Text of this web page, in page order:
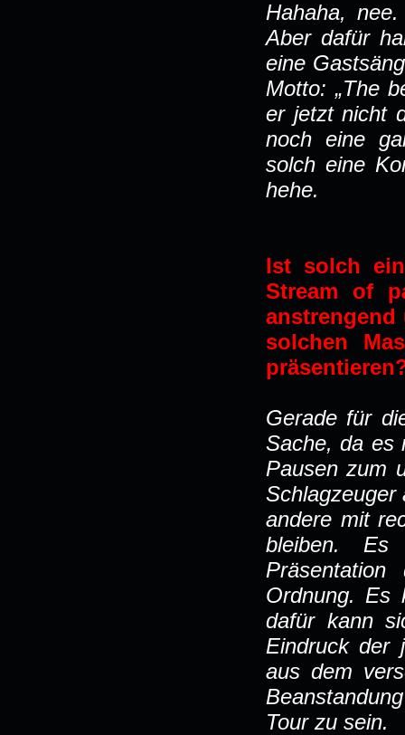
Hahaha,
Aber dafür
eine
Motto: „The
er jetzt nicht
noch eine
solch eine
hehe.
Ist solch
Stream of
solchen
Gerade für
Sache, da es
Pausen zum
Schlagzeuger
andere mit
bleiben. Es
Ordnung. Es
dafür kann
Eindruck der
aus dem
Tour zu sein.